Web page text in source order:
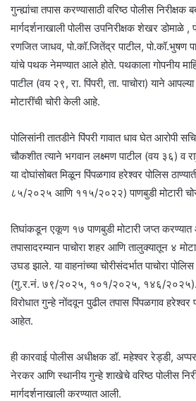
गुन्ह्यांचा तपास करण्यासाठी वरिष्ठ पोलीस निरीक्षक
मार्गदर्शनाखाली पोलीस उपनिरीक्षक शेखर डोमाळे ,
रणजित जाधव, पो.कॉ.जितेंद्र पाटील, पो.कॉ.भुषण
यांचे पथक नेमण्यात आले होते. पथकाला गोपनीय
पाटील (वय २९, रा. पिंपरी, ता. पाचोरा) याने
मोटारींची चोरी केली आहे.
पोलिसांनी तातडीने पिंपरी गावात धाव घेत आरोपी
चौकशीत त्याने भगवान लक्ष्मण पाटील (वय ३६) व
या दोघांसोबत मिळून पिंपळगाव हरेश्वर पोलिस
८५/२०२५ आणि ११५/२०२२) पाणबुडी मोटारी
तिघांकडून एकूण १७ पाणबुडी मोटारी जप्त
तपासादरम्यान पाचोरा शहर आणि तालुक्यातून ४
उघड झाले. या वाहनांच्या चोरीसंदर्भात पाचोरा
(गु.र.नं. ७९/२०२५, १०१/२०२५, १४६/२०२५).
विरोधात गुन्हे नोंदवून पुढील तपास पिंपळगाव हरेश्वर
आहेत.
ही कारवाई पोलीस अधीक्षक डॉ. महेश्वर रेड्डी,
नेरकर आणि स्थानीय गुन्हे शाखेचे वरिष्ठ पोलीस
मार्गदर्शनाखाली करण्यात आली.